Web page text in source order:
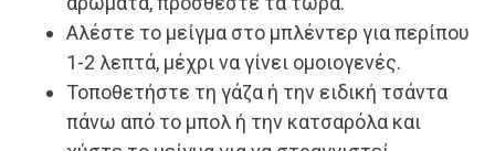
Αλέστε το μείγμα στο μπλέντερ για περίπου
1-2 λεπτά, μέχρι να γίνει ομοιογενές.
Τοποθετήστε τη γάζα ή την ειδική τσάντα
πάνω από το μπολ ή την κατσαρόλα και